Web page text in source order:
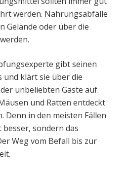
werden. Nahrungsabfälle
Gelände oder über die
gibt seinen
und klärt sie über die
unbeliebten Gäste auf.
und Ratten entdeckt
Denn in den meisten Fällen
sondern das
Weg vom Befall bis zur